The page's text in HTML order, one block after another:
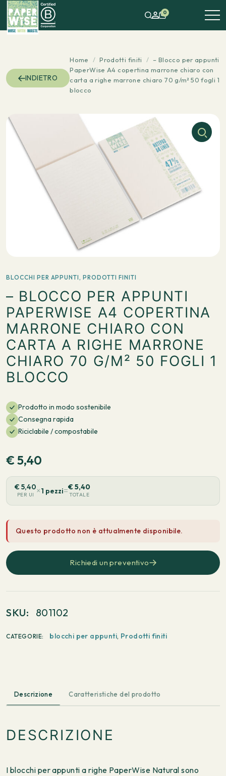
0
INDIETRO
Home / Prodotti finiti / – Blocco per appunti
PaperWise A4 copertina marrone chiaro con
carta a righe marrone chiaro 70 g/m² 50 fogli 1
blocco
BLOCCHI PER APPUNTI ,PRODOTTI FINITI
– BLOCCO PER APPUNTI
PAPERWISE A4 COPERTINA
MARRONE CHIARO CON
CARTA A RIGHE MARRONE
CHIARO 70 G/M² 50 FOGLI 1
BLOCCO
Prodotto in modo sostenibile
Consegna rapida
Riciclabile / compostabile
€5,40
€5,40
PER UI ×1 pezzi=€5,40
TOTALE
Questo prodotto non è attualmente disponibile.
Richiedi un preventivo
SKU: 801102
CATEGORIE: blocchi per appunti, Prodotti finiti
Descrizione Caratteristiche del prodotto
DESCRIZIONE
I blocchi per appunti a righe PaperWise Natural sono